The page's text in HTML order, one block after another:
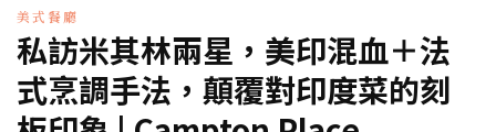
美式餐廳
私訪米其林兩星，美印混血＋法
式烹調手法，顛覆對印度菜的刻